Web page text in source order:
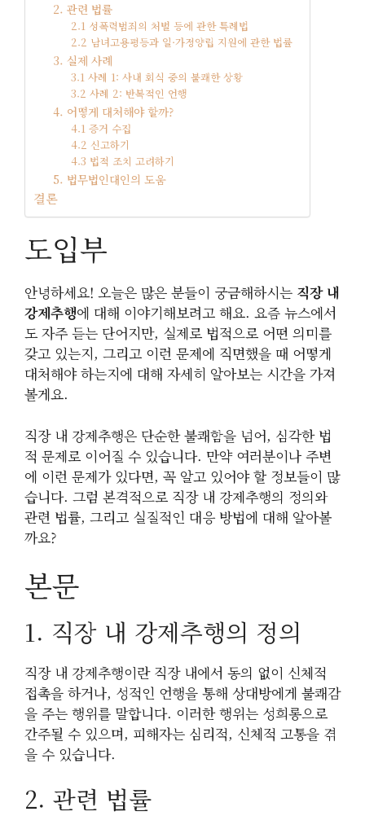
2. 관련 법률
2.1 성폭력범죄의 처벌 등에 관한 특례법
2.2 남녀고용평등과 일·가정양립 지원에 관한 법률
3. 실제 사례
3.1 사례 1: 사내 회식 중의 불쾌한 상황
3.2 사례 2: 반복적인 언행
4. 어떻게 대처해야 할까?
4.1 증거 수집
4.2 신고하기
4.3 법적 조치 고려하기
5. 법무법인대인의 도움
결론
도입부
안녕하세요! 오늘은 많은 분들이 궁금해하시는 직장 내
강제추행에 대해 이야기해보려고 해요. 요즘 뉴스에서
도 자주 듣는 단어지만, 실제로 법적으로 어떤 의미를
갖고 있는지, 그리고 이런 문제에 직면했을 때 어떻게
대처해야 하는지에 대해 자세히 알아보는 시간을 가져
볼게요.
직장 내 강제추행은 단순한 불쾌함을 넘어, 심각한 법
적 문제로 이어질 수 있습니다. 만약 여러분이나 주변
에 이런 문제가 있다면, 꼭 알고 있어야 할 정보들이 많
습니다. 그럼 본격적으로 직장 내 강제추행의 정의와
관련 법률, 그리고 실질적인 대응 방법에 대해 알아볼
까요?
본문
1. 직장 내 강제추행의 정의
직장 내 강제추행이란 직장 내에서 동의 없이 신체적
접촉을 하거나, 성적인 언행을 통해 상대방에게 불쾌감
을 주는 행위를 말합니다. 이러한 행위는 성희롱으로
간주될 수 있으며, 피해자는 심리적, 신체적 고통을 겪
을 수 있습니다.
2. 관련 법률